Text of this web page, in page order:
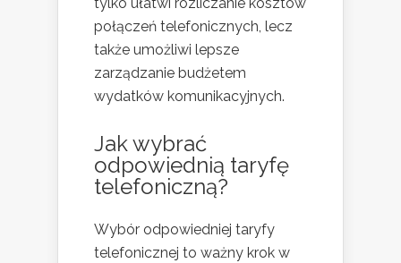
tylko ułatwi rozliczanie kosztów
połączeń telefonicznych, lecz
także umożliwi lepsze
zarządzanie budżetem
wydatków komunikacyjnych.
Jak wybrać
odpowiednią taryfę
telefoniczną?
Wybór odpowiedniej taryfy
telefonicznej to ważny krok w